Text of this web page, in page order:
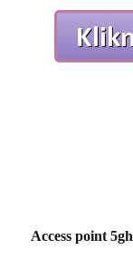
Access point